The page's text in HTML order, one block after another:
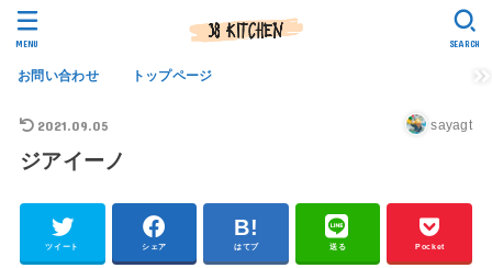
お問い合わせ トップページ
SEARCH
MENU
2021.09.05 sayagt
ジアイーノ
ツイート シェア はてブ 送る Pocket